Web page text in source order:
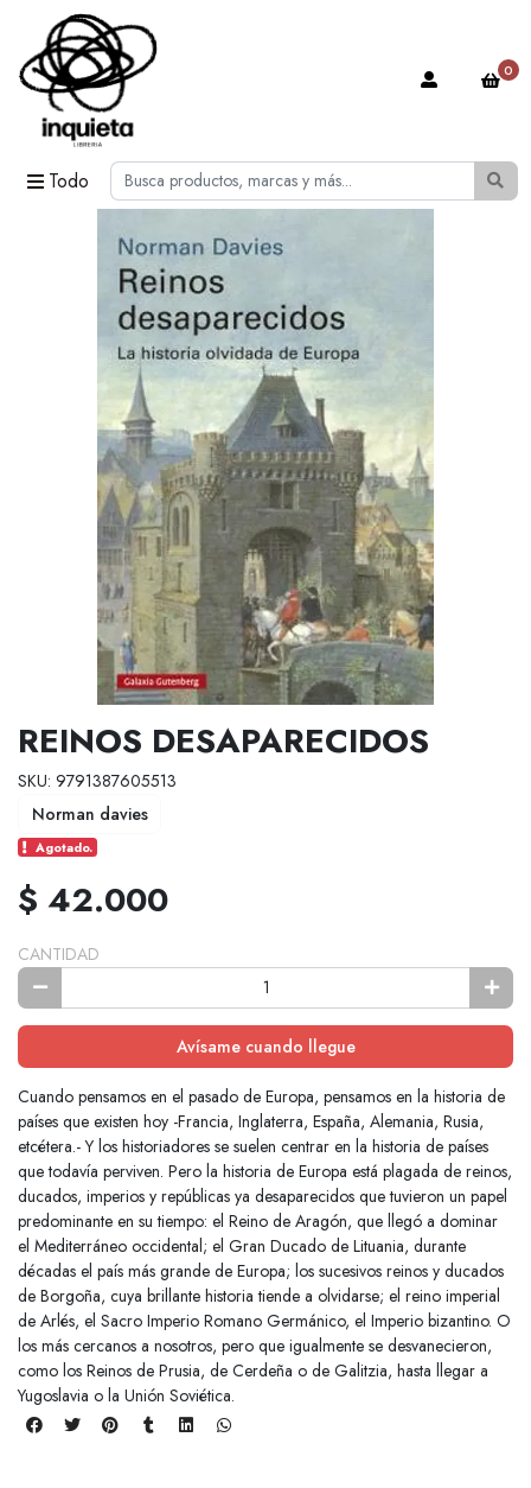
Todo
0
REINOS DESAPARECIDOS
SKU: 9791387605513
Norman davies
Agotado.
$ 42.000
CANTIDAD
Avísame cuando llegue
Cuando pensamos en el pasado de Europa, pensamos en la historia de
países que existen hoy -Francia, Inglaterra, España, Alemania, Rusia,
etcétera.- Y los historiadores se suelen centrar en la historia de países
que todavía perviven. Pero la historia de Europa está plagada de reinos,
ducados, imperios y repúblicas ya desaparecidos que tuvieron un papel
predominante en su tiempo: el Reino de Aragón, que llegó a dominar
el Mediterráneo occidental; el Gran Ducado de Lituania, durante
décadas el país más grande de Europa; los sucesivos reinos y ducados
de Borgoña, cuya brillante historia tiende a olvidarse; el reino imperial
de Arlés, el Sacro Imperio Romano Germánico, el Imperio bizantino. O
los más cercanos a nosotros, pero que igualmente se desvanecieron,
como los Reinos de Prusia, de Cerdeña o de Galitzia, hasta llegar a
Yugoslavia o la Unión Soviética.